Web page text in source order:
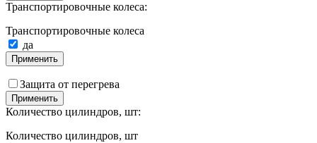
Транспортировочные колеса:
Транспортировочные колеса
да
Применить
Защита от перегрева
Применить
Количество цилиндров, шт:
Количество цилиндров, шт